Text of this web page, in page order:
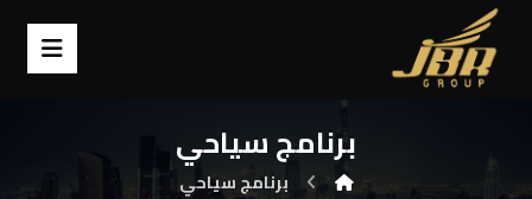
برنامج سياحي
برنامج سياحي